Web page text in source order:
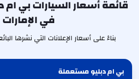
قائمة أسعار السيارات بي ام
في الإمارات
بناءً على أسعار الإعلانات التي نشرها
بي ام دبليو مستعملة